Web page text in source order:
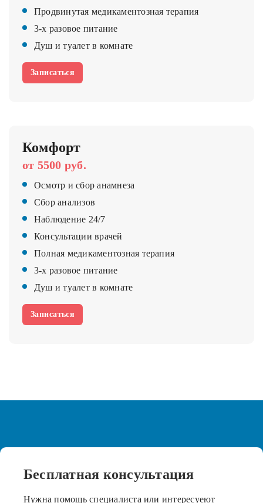
Продвинутая медикаментозная терапия
3-х разовое питание
Душ и туалет в комнате
Записаться
Комфорт
от 5500 руб.
Осмотр и сбор анамнеза
Сбор анализов
Наблюдение 24/7
Консультации врачей
Полная медикаментозная терапия
3-х разовое питание
Душ и туалет в комнате
Записаться
Бесплатная консультация
Нужна помощь специалиста или интересуеют